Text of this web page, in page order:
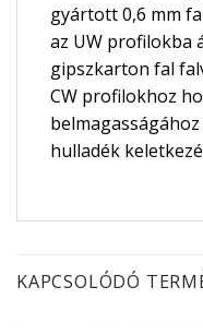
gyártott 0,6 mm
az UW profilokba
gipszkarton fal
CW profilokhoz
hulladék
KAPCSOLÓDÓ